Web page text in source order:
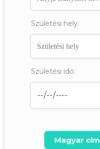
Születési hely:
Születési idő:
Magyar cím